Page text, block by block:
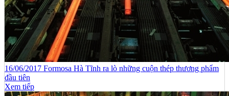
16/06/2017 Formosa Hà Tĩnh ra lò những cuộn thép thương phẩm
đầu tiên
Xem tiếp